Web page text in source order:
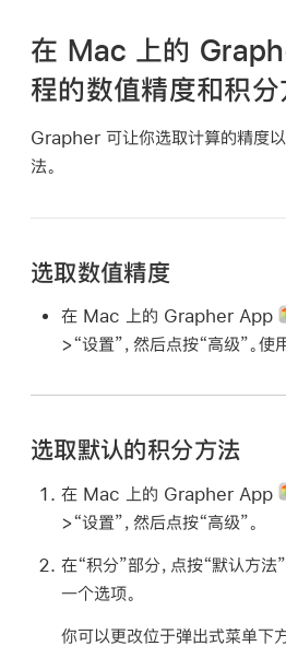
册
中
搜
在 Mac 上的
程的数值精度和积分
Grapher 可让你选取计算的精度
法。
选取数值精度
在 Mac 上的 Grapher App
>“设置”，然后点按“高级”。使
选取默认的积分方法
在 Mac 上的 Grapher App
>“设置”，然后点按“高级”。
在“积分”部分，点按“默认方法
一个选项。
你可以更改位于弹出式菜单下